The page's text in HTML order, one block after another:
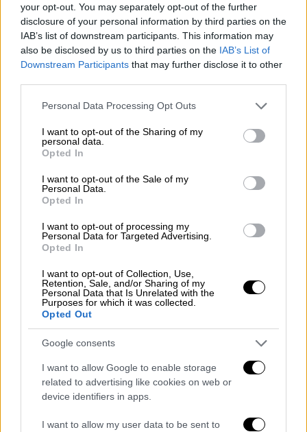
your opt-out. You may separately opt-out of the further
disclosure of your personal information by third parties on the
IAB’s list of downstream participants. This information may
also be disclosed by us to third parties on the IAB’s List of
Downstream Participants that may further disclose it to other
Please note that this website/app uses one or more Google
not limited to your visit or usage behaviour. You may click to
grant or deny consent to Google and its third-party tags to
use your data for below specified purposes in below Google
consent section.
Personal Data Processing Opt Outs
I want to opt-out of the Sharing of my
personal data.
Opted In
I want to opt-out of the Sale of my
Personal Data.
Opted In
I want to opt-out of processing my
Personal Data for Targeted Advertising.
Opted In
I want to opt-out of Collection, Use,
Retention, Sale, and/or Sharing of my
Personal Data that Is Unrelated with the
Purposes for which it was collected.
Opted Out
Google consents
I want to allow Google to enable storage
related to advertising like cookies on web or
device identifiers in apps.
I want to allow my user data to be sent to
Νέο κρούσμα ρατσιστικής βίας στα ιταλικά
γήπεδα εις βάρος του Super Mario
Αθλητισμός|07.07.2019 19:34
Το τρελό στοίχημα του Μπαλοτέλι και η
Ο Ιταλός δελέασε με 2.000 ευρώ έναν
ιδιοκτήτη μπαρ να πέσει στη θάλασσα
καβαλώντας τη μηχανή του